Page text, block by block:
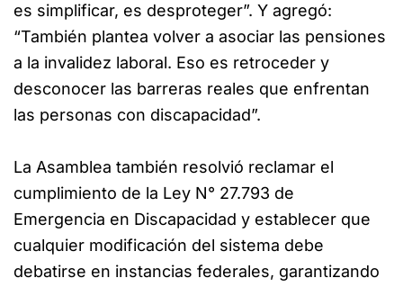
es simplificar, es desproteger”. Y agregó:
“También plantea volver a asociar las pensiones
a la invalidez laboral. Eso es retroceder y
desconocer las barreras reales que enfrentan
las personas con discapacidad”.
La Asamblea también resolvió reclamar el
cumplimiento de la Ley N° 27.793 de
Emergencia en Discapacidad y establecer que
cualquier modificación del sistema debe
debatirse en instancias federales, garantizando